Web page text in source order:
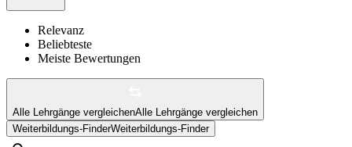
Relevanz
Beliebteste
Meiste Bewertungen
Alle Lehrgänge vergleichenAlle Lehrgänge vergleichen
Weiterbildungs-FinderWeiterbildungs-Finder